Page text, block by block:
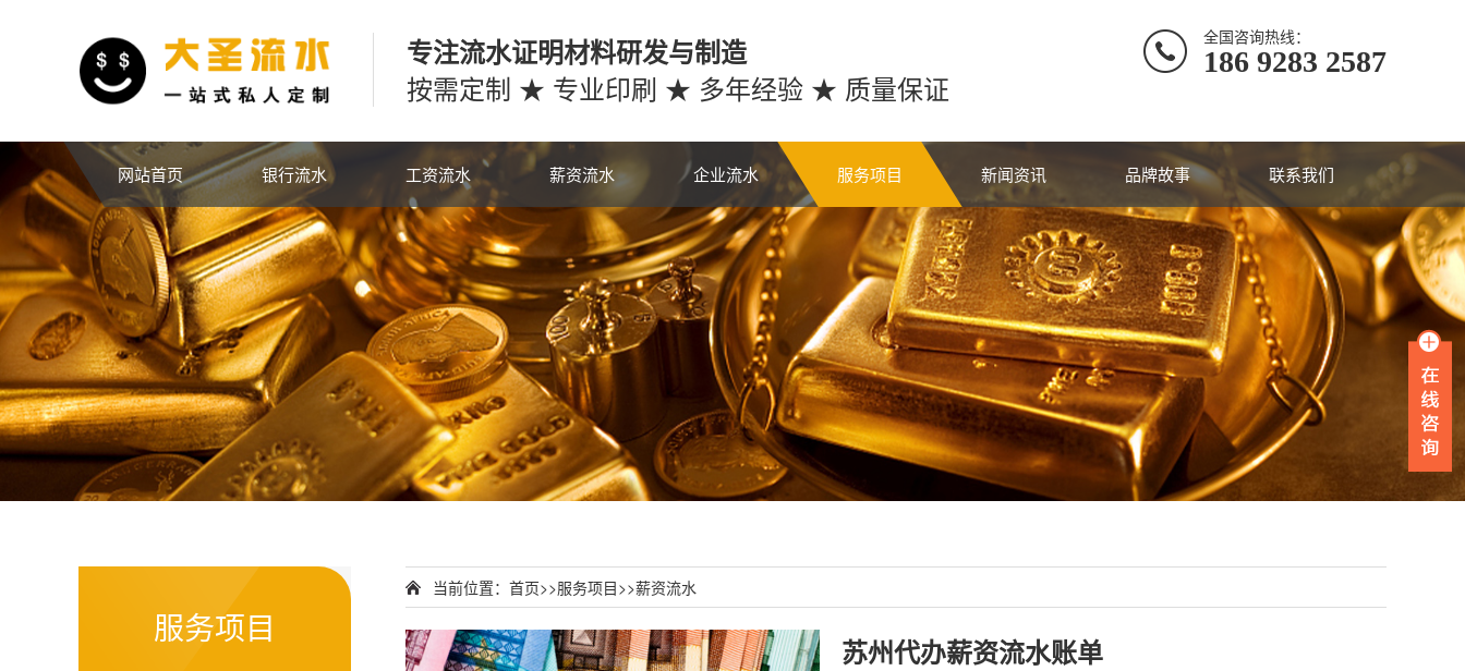
专注流水证明材料研发与制造
按需定制 ★ 专业印刷 ★ 多年经验 ★ 质量保证
全国咨询热线：
186 9283 2587
网站首页 银行流水 工资流水 薪资流水 企业流水 服务项目 新闻资讯 品牌故事 联系我们
服务项目
当前位置： 首页>>服务项目>>薪资流水
苏州代办薪资流水账单